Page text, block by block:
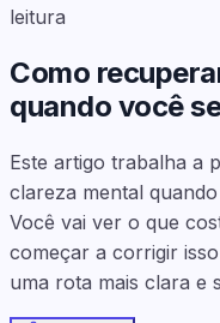
leitura
Como
quando você
Este artigo trabalha a
clareza mental
Você vai ver o que
começar a corrigir
uma rota mais clara e